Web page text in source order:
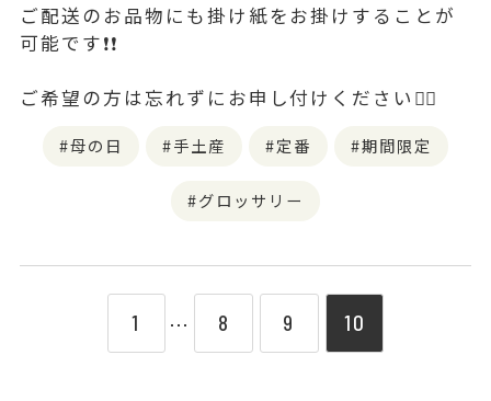
ご配送のお品物にも掛け紙をお掛けすることが
可能です❗❗
ご希望の方は忘れずにお申し付けください🙇‍♀️
母の日 手土産 定番 期間限定
グロッサリー
1 ⋯ 8 9 10